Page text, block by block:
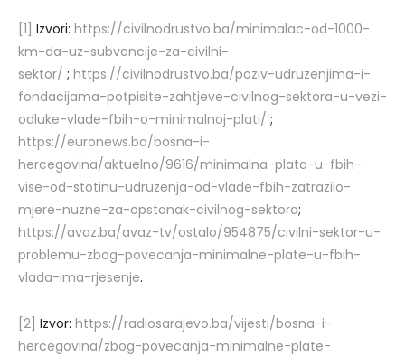
[1] Izvori: https://civilnodrustvo.ba/minimalac-od-1000-
km-da-uz-subvencije-za-civilni-
sektor/ ; https://civilnodrustvo.ba/poziv-udruzenjima-i-
fondacijama-potpisite-zahtjeve-civilnog-sektora-u-vezi-
odluke-vlade-fbih-o-minimalnoj-plati/ ;
https://euronews.ba/bosna-i-
hercegovina/aktuelno/9616/minimalna-plata-u-fbih-
vise-od-stotinu-udruzenja-od-vlade-fbih-zatrazilo-
mjere-nuzne-za-opstanak-civilnog-sektora;
https://avaz.ba/avaz-tv/ostalo/954875/civilni-sektor-u-
problemu-zbog-povecanja-minimalne-plate-u-fbih-
vlada-ima-rjesenje.
[2] Izvor: https://radiosarajevo.ba/vijesti/bosna-i-
hercegovina/zbog-povecanja-minimalne-plate-